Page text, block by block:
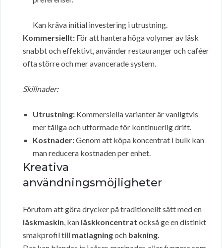
Kan kräva initial investering i utrustning.
Kommersiellt: För att hantera höga volymer av läsk
snabbt och effektivt, använder restauranger och caféer
ofta större och mer avancerade system.
Skillnader:
Utrustning: Kommersiella varianter är vanligtvis
mer tåliga och utformade för kontinuerlig drift.
Kostnader:Genom att köpa koncentrat i bulk kan
man reducera kostnaden per enhet.
Kreativa
användningsmöjligheter
Förutom att göra drycker på traditionellt sätt med en
läskmaskin, kan läskkoncentrat också ge en distinkt
smakprofil till matlagningoch bakning.